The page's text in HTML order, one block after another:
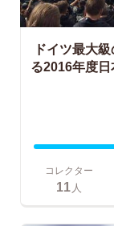
ドイツ最大
る2016年度
コレクター
11人